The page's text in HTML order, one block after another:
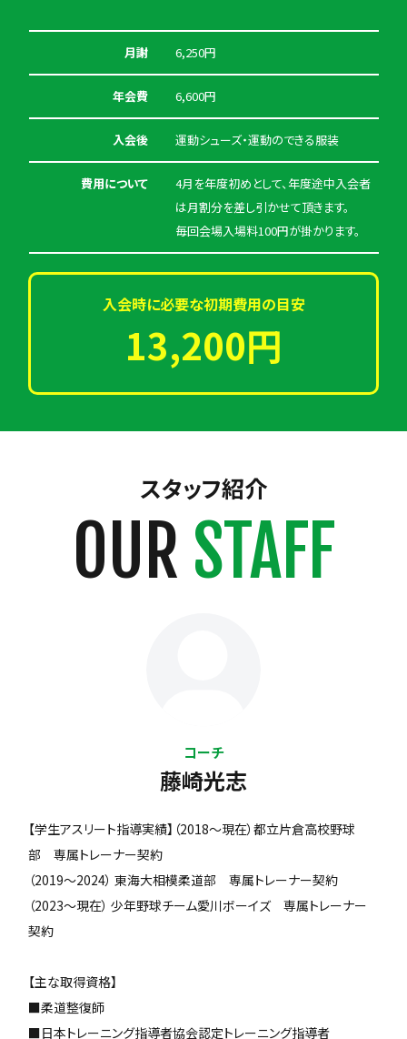
月謝 6,250円
年会費 6,600円
入会後 運動シューズ・運動のできる服装
費用について
4月を年度初めとして、年度途中入会者
は月割分を差し引かせて頂きます。
毎回会場入場料100円が掛かります。
入会時に必要な初期費用の目安
13,200円
スタッフ紹介
OUR STAFF
コーチ
藤崎光志
【学生アスリート指導実績】（2018〜現在）都立片倉高校野球
部 専属トレーナー契約
（2019〜2024） 東海大相模柔道部 専属トレーナー契約
（2023〜現在） 少年野球チーム愛川ボーイズ 専属トレーナー
契約
【主な取得資格】
■柔道整復師
■日本トレーニング指導者協会認定トレーニング指導者